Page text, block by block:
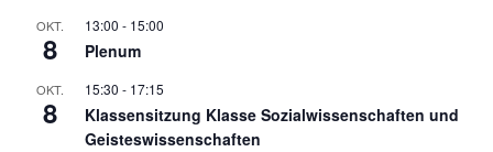
OKT.
8
13:00 - 15:00
Plenum
OKT.
8
15:30 - 17:15
Klassensitzung Klasse Sozialwissenschaften und
Geisteswissenschaften